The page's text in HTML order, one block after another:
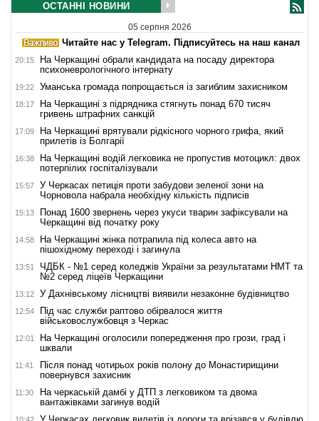
ОСТАННІ НОВИНИ
05 серпня 2026
Читайте нас у Telegram. Підписуйтесь на наш канал
20:15
На Черкащині обрали кандидата на посаду директора
психоневрологічного інтернату
19:22 Уманська громада попрощається із загиблим захисником
18:17
На Черкащині з підрядника стягнуть понад 670 тисяч
гривень штрафних санкцій
17:09
На Черкащині врятували рідкісного чорного грифа, який
прилетів із Болгарії
16:38
На Черкащині водій легковика не пропустив мотоцикл: двох
потерпілих госпіталізували
15:57
У Черкасах петиція проти забудови зеленої зони на
Чорновола набрала необхідну кількість підписів
15:13
Понад 1600 звернень через укуси тварин зафіксували на
Черкащині від початку року
14:58
На Черкащині жінка потрапила під колеса авто на
пішохідному переході і загинула
13:51
ЧДБК - №1 серед коледжів України за результатами НМТ та
№2 серед ліцеїв Черкащини
13:12 У Дахнівському лісництві виявили незаконне будівництво
12:54
Під час служби раптово обірвалося життя
військовослужбовця з Черкас
12:01
На Черкащині оголосили попередження про грози, град і
шквали
11:41
Після понад чотирьох років полону до Монастирищини
повернувся захисник
11:30
На черкаській дамбі у ДТП з легковиком та двома
вантажівками загинув водій
10:42 У Черкасах легковик вилетів із дороги та врізався у будівлю